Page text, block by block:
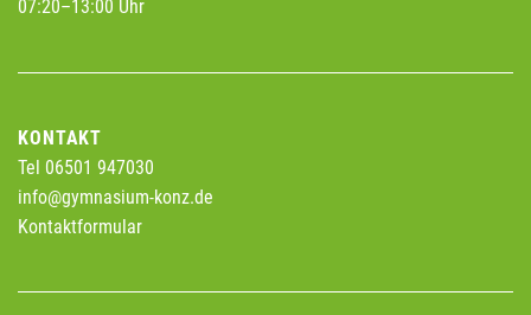
07:20–13:00 Uhr
KONTAKT
Tel 06501 947030
info@gymnasium-konz.de
Kontaktformular